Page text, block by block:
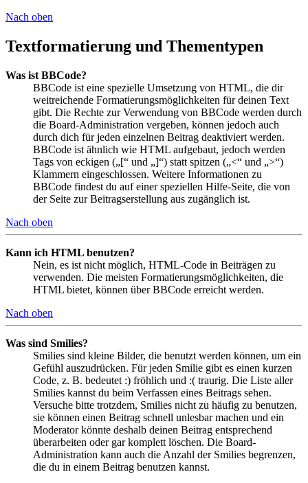
Nach oben
Textformatierung und Thementypen
Was ist BBCode?
BBCode ist eine spezielle Umsetzung von HTML, die dir
weitreichende Formatierungsmöglichkeiten für deinen Text
gibt. Die Rechte zur Verwendung von BBCode werden durch
die Board-Administration vergeben, können jedoch auch
durch dich für jeden einzelnen Beitrag deaktiviert werden.
BBCode ist ähnlich wie HTML aufgebaut, jedoch werden
Tags von eckigen („[“ und „]“) statt spitzen („<“ und „>“)
Klammern eingeschlossen. Weitere Informationen zu
BBCode findest du auf einer speziellen Hilfe-Seite, die von
der Seite zur Beitragserstellung aus zugänglich ist.
Nach oben
Kann ich HTML benutzen?
Nein, es ist nicht möglich, HTML-Code in Beiträgen zu
verwenden. Die meisten Formatierungsmöglichkeiten, die
HTML bietet, können über BBCode erreicht werden.
Nach oben
Was sind Smilies?
Smilies sind kleine Bilder, die benutzt werden können, um ein
Gefühl auszudrücken. Für jeden Smilie gibt es einen kurzen
Code, z. B. bedeutet :) fröhlich und :( traurig. Die Liste aller
Smilies kannst du beim Verfassen eines Beitrags sehen.
Versuche bitte trotzdem, Smilies nicht zu häufig zu benutzen,
sie können einen Beitrag schnell unlesbar machen und ein
Moderator könnte deshalb deinen Beitrag entsprechend
überarbeiten oder gar komplett löschen. Die Board-
Administration kann auch die Anzahl der Smilies begrenzen,
die du in einem Beitrag benutzen kannst.